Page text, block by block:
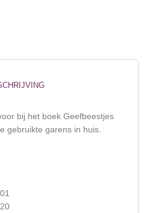
bij het boek Geefbeestjes
gebruikte garens in huis.